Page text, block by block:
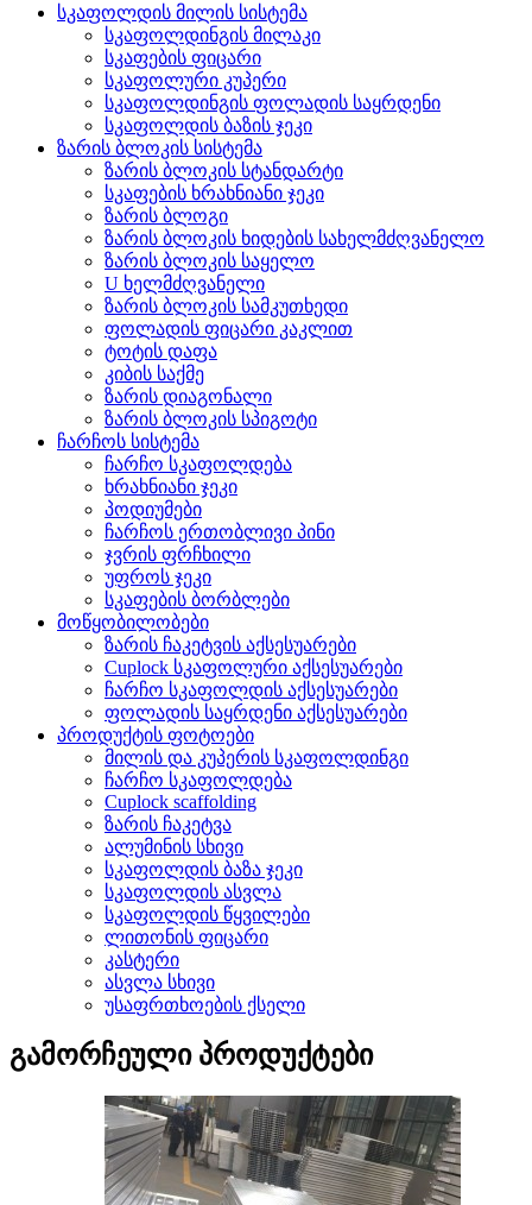
სკაფოლდის მილის სისტემა
სკაფოლდინგის მილაკი
სკაფების ფიცარი
სკაფოლური კუპერი
სკაფოლდინგის ფოლადის საყრდენი
სკაფოლდის ბაზის ჯეკი
ზარის ბლოკის სისტემა
ზარის ბლოკის სტანდარტი
სკაფების ხრახნიანი ჯეკი
ზარის ბლოგი
ზარის ბლოკის ხიდების სახელმძღვანელო
ზარის ბლოკის საყელო
U ხელმძღვანელი
ზარის ბლოკის სამკუთხედი
ფოლადის ფიცარი კაკლით
ტოტის დაფა
კიბის საქმე
ზარის დიაგონალი
ზარის ბლოკის სპიგოტი
ჩარჩოს სისტემა
ჩარჩო სკაფოლდება
ხრახნიანი ჯეკი
პოდიუმები
ჩარჩოს ერთობლივი პინი
ჯვრის ფრჩხილი
უფროს ჯეკი
სკაფების ბორბლები
მოწყობილობები
ზარის ჩაკეტვის აქსესუარები
Cuplock სკაფოლური აქსესუარები
ჩარჩო სკაფოლდის აქსესუარები
ფოლადის საყრდენი აქსესუარები
პროდუქტის ფოტოები
მილის და კუპერის სკაფოლდინგი
ჩარჩო სკაფოლდება
Cuplock scaffolding
ზარის ჩაკეტვა
ალუმინის სხივი
სკაფოლდის ბაზა ჯეკი
სკაფოლდის ასვლა
სკაფოლდის წყვილები
ლითონის ფიცარი
კასტერი
ასვლა სხივი
უსაფრთხოების ქსელი
გამორჩეული პროდუქტები